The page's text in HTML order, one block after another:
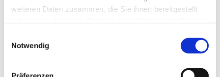
weiteren Daten zusammen, die Sie ihnen bereitgestellt
Notwendig
Dies könnte Sie auch
interessieren